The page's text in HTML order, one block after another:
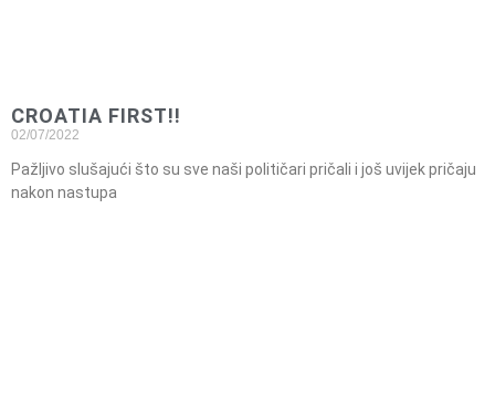
CROATIA FIRST!!
02/07/2022
Pažljivo slušajući što su sve naši političari pričali i još uvijek pričaju
nakon nastupa